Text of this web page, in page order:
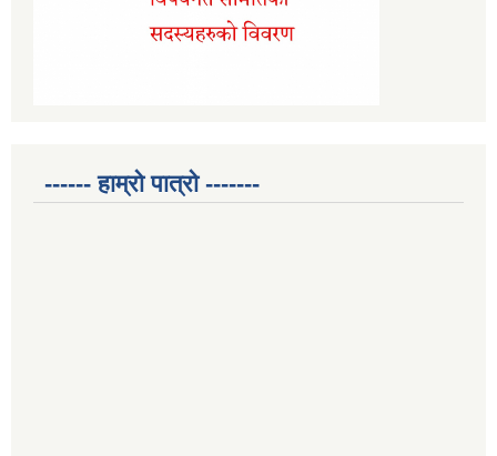
------ हाम्रो पात्रो -------